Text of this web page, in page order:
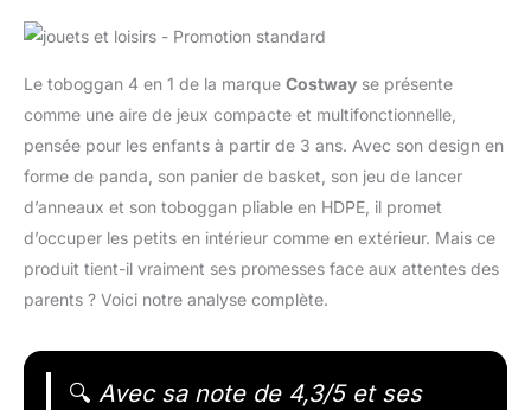
Le toboggan 4 en 1 de la marque Costway se présente
comme une aire de jeux compacte et multifonctionnelle,
pensée pour les enfants à partir de 3 ans. Avec son design en
forme de panda, son panier de basket, son jeu de lancer
d’anneaux et son toboggan pliable en HDPE, il promet
d’occuper les petits en intérieur comme en extérieur. Mais ce
produit tient-il vraiment ses promesses face aux attentes des
parents ? Voici notre analyse complète.
🔍 Avec sa note de 4,3/5 et ses